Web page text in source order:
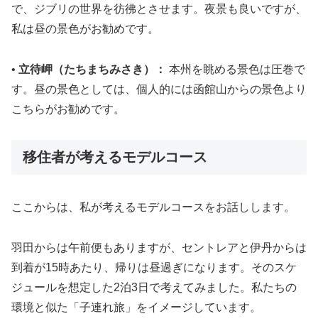
で、ジブリの世界を彷彿とさせます。夜景も良いですが、
私は昼の景色がお勧めです。
• 立待岬（たちまちみさき）： 本州を眺める景色は圧巻で
す。昼の景色としては、個人的には函館山からの景色より
こちらがお勧めです。
移住者が考えるモデルコース
ここからは、私が考えるモデルコースをお話しします。
羽田からは午前便もありますが、セントレアと伊丹からは
到着が15時あたり、帰りは昼過ぎになります。そのスケ
ジュールを想定した2泊3日で考えてみました。私たちの
環境と似た「子連れ旅」をイメージしています。